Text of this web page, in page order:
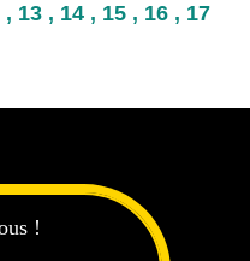
13 , 14 , 15 , 16 , 17
!